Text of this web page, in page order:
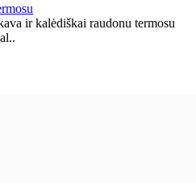
ir kalėdiškai raudonu termosu